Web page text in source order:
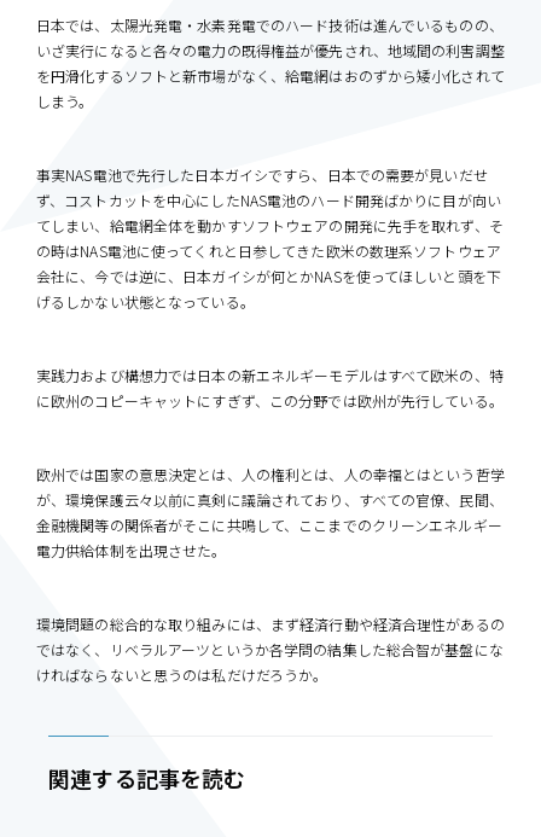
日本では、太陽光発電・水素発電でのハード技術は進んでいるものの、
いざ実行になると各々の電力の既得権益が優先され、地域間の利害調整
を円滑化するソフトと新市場がなく、給電網はおのずから矮小化されて
しまう。
事実NAS電池で先行した日本ガイシですら、日本での需要が見いだせ
ず、コストカットを中心にしたNAS電池のハード開発ばかりに目が向い
てしまい、給電網全体を動かすソフトウェアの開発に先手を取れず、そ
の時はNAS電池に使ってくれと日参してきた欧米の数理系ソフトウェア
会社に、今では逆に、日本ガイシが何とかNASを使ってほしいと頭を下
げるしかない状態となっている。
実践力および構想力では日本の新エネルギーモデルはすべて欧米の、特
に欧州のコピーキャットにすぎず、この分野では欧州が先行している。
欧州では国家の意思決定とは、人の権利とは、人の幸福とはという哲学
が、環境保護云々以前に真剣に議論されており、すべての官僚、民間、
金融機関等の関係者がそこに共鳴して、ここまでのクリーンエネルギー
電力供給体制を出現させた。
環境問題の総合的な取り組みには、まず経済行動や経済合理性があるの
ではなく、リベラルアーツというか各学問の結集した総合智が基盤にな
ければならないと思うのは私だけだろうか。
関連する記事を読む